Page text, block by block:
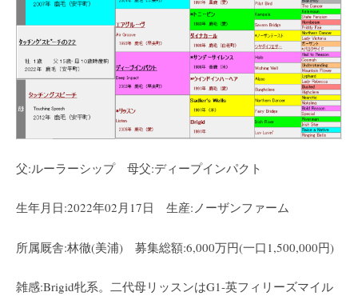
父:ルーラーシップ 母父:ディープインパクト
生年月日:2022年02月17日 生産:ノーザンファーム
所属厩舎:林徹(美浦) 募集総額:6,000万円(一口1,500,000円)
雑感:Brigid牝系。二代母リッスンはG1-英フィリーズマイル